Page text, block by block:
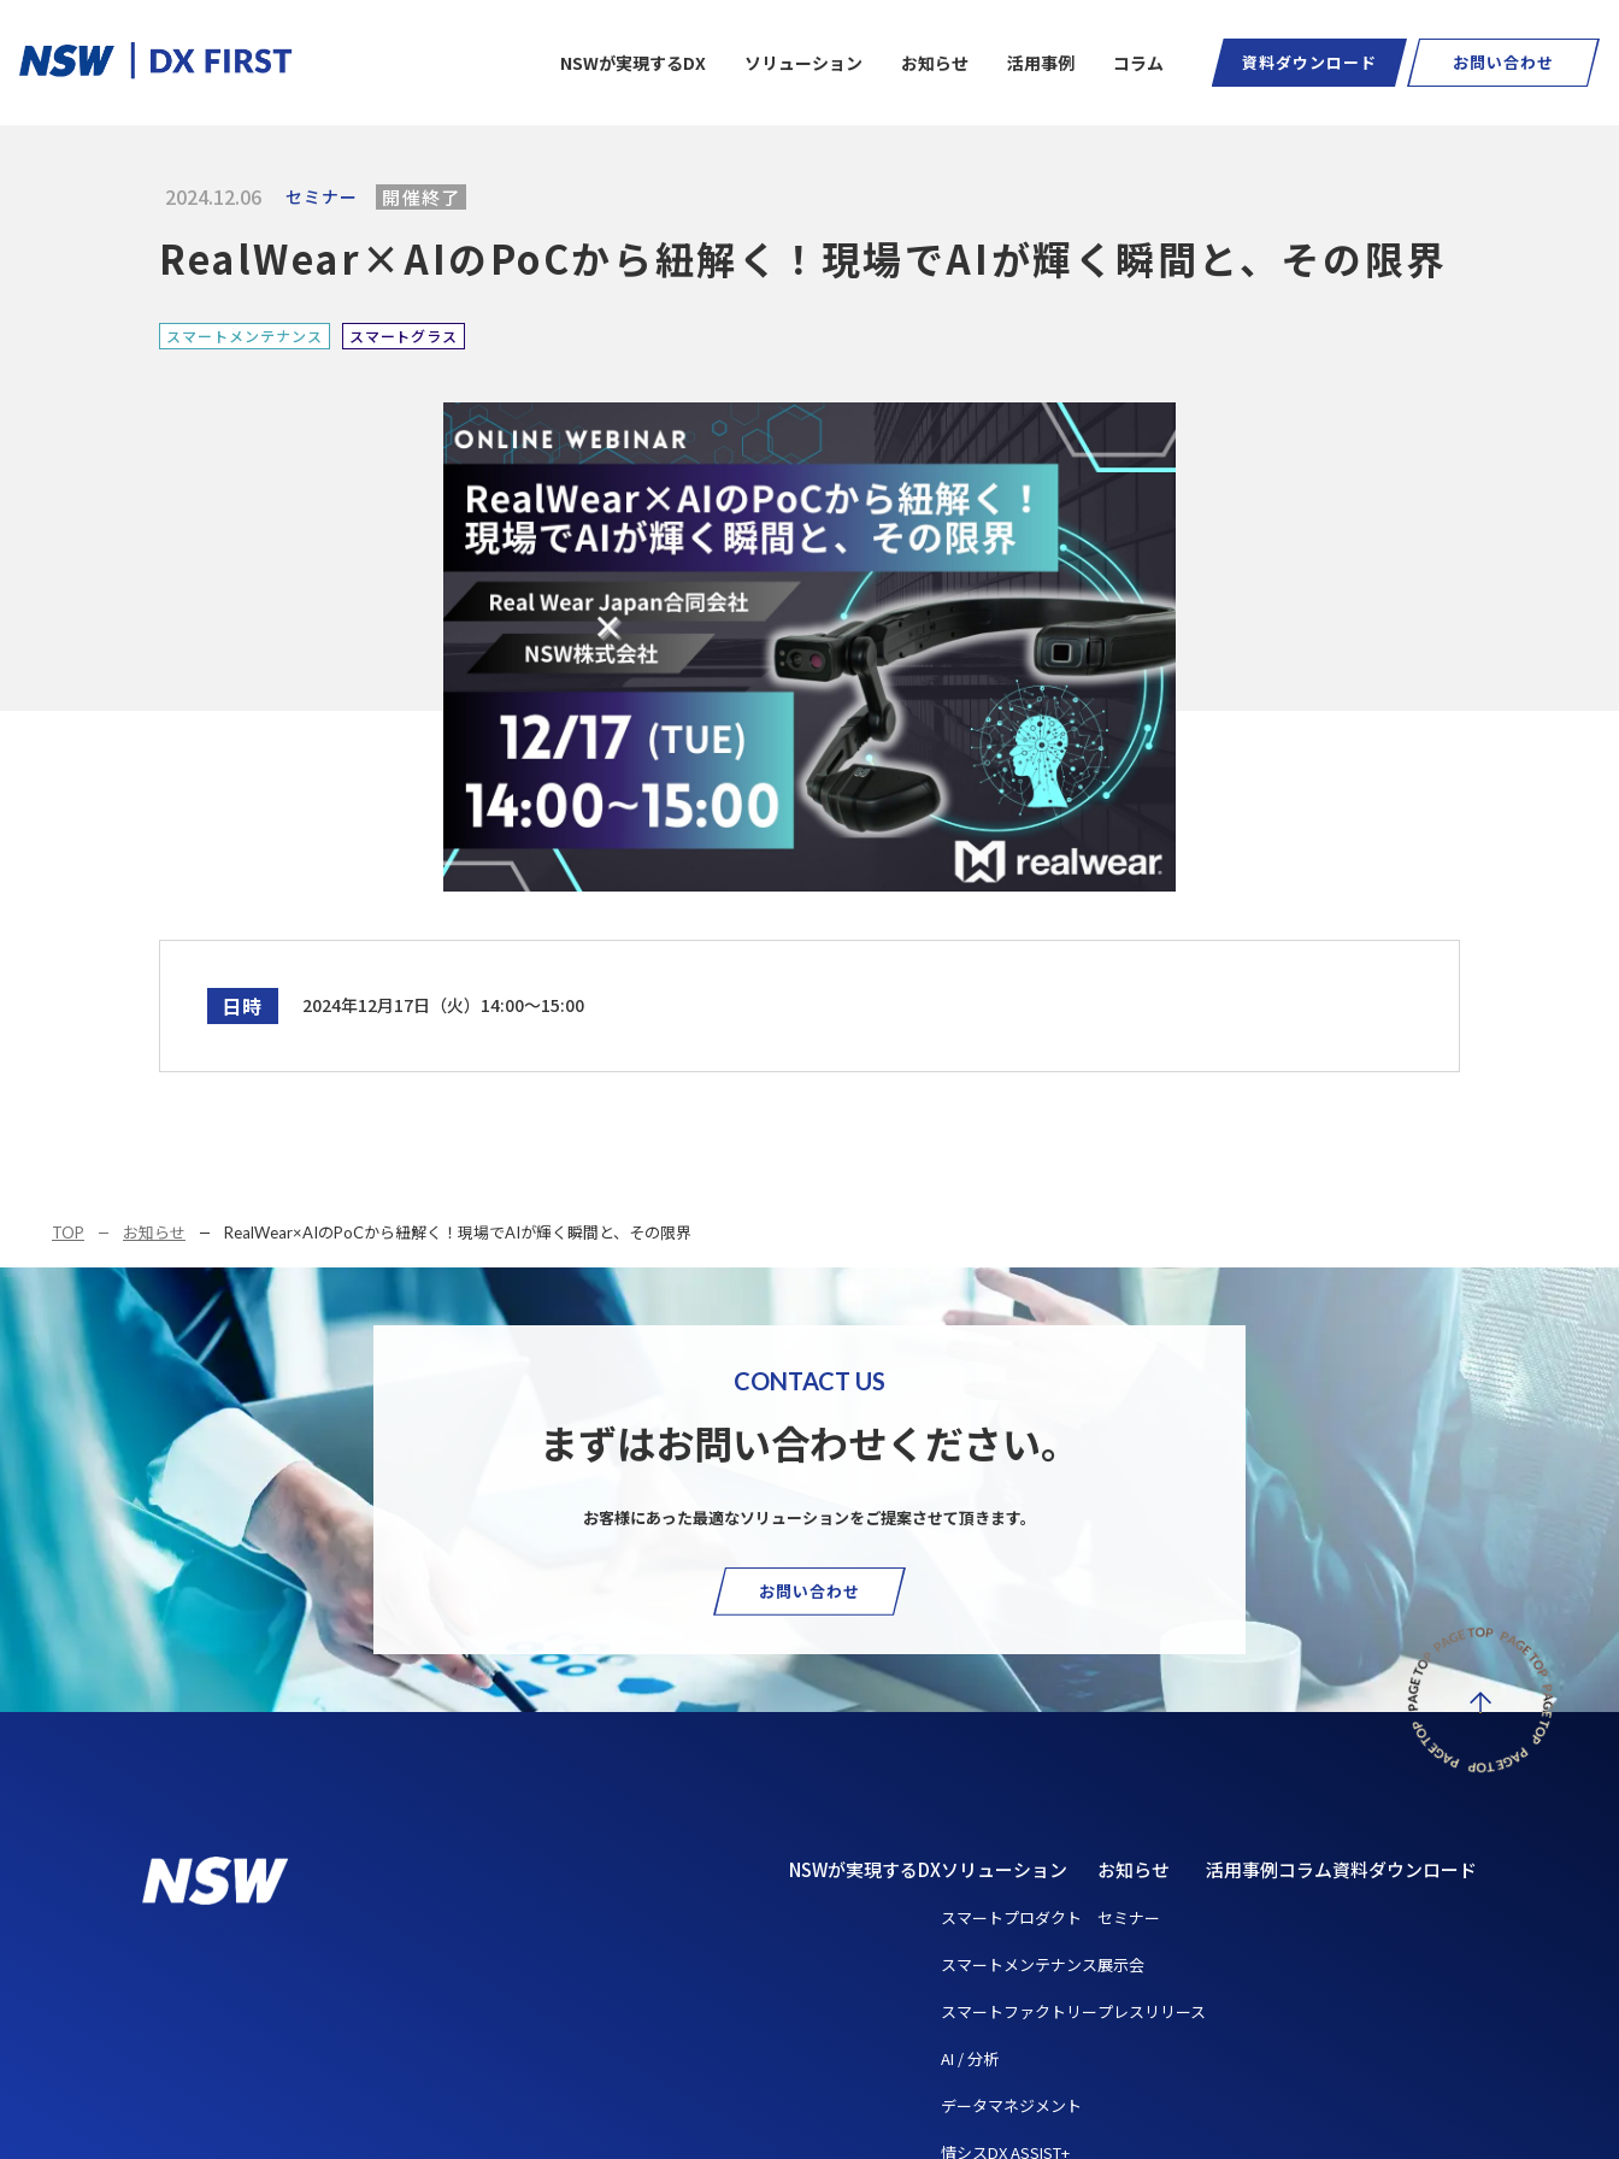
NSWが実現するDX ソリューション
ソリューションカテゴリ
スマートプロダクト スマートメンテナンス スマートファクトリー AI / 分析 データマネジメント情シスDX ASSIST+ クラウドサービススマートグラス
異常検知デジタル化データ活用自動化社内インフラシステム運用デバイス管理
スマートグラスデータマネジメントクラウドセキュリティネットワークデータセンタービッグデータ ヘルプデスク
お知らせ 活用事例 コラム 資料ダウンロード お問い合わせ
2024.12.06 セミナー 開催終了
RealWear×AIのPoCから紐解く！現場でAIが輝く瞬間と、その限界
スマートメンテナンス スマートグラス
日時 2024年12月17日（火）14:00～15:00
TOP お知らせ RealWear×AIのPoCから紐解く！現場でAIが輝く瞬間と、その限界
CONTACT US
まずはお問い合わせください。
お客様にあった最適なソリューションをご提案させて頂きます。
お問い合わせ
NSWが実現するDXソリューション
スマートプロダクト
スマートメンテナンス
スマートファクトリー
AI / 分析
データマネジメント
情シスDX ASSIST+
お知らせ
セミナー
展示会
プレスリリース
活用事例コラム資料ダウンロード